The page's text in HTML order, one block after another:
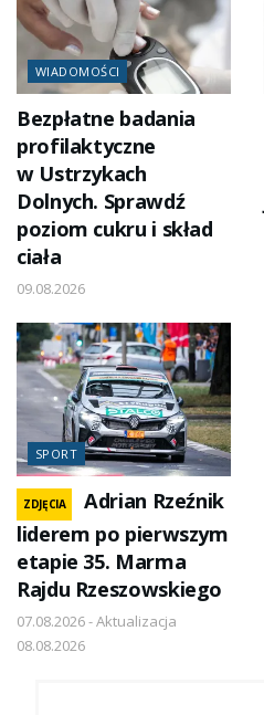
WIADOMOŚCI
Bezpłatne badania
profilaktyczne
w Ustrzykach
Dolnych. Sprawdź
poziom cukru i skład
ciała
09.08.2026
SPORT
ZDJĘCIA
Adrian Rzeźnik
liderem po pierwszym
etapie 35. Marma
Rajdu Rzeszowskiego
07.08.2026 - Aktualizacja
08.08.2026